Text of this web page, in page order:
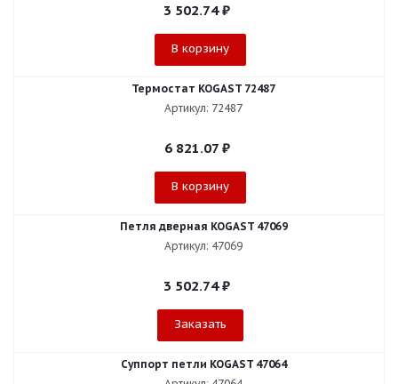
3 502.74₽
В корзину
Термостат KOGAST 72487
Артикул: 72487
6 821.07₽
В корзину
Петля дверная KOGAST 47069
Артикул: 47069
3 502.74₽
Заказать
Суппорт петли KOGAST 47064